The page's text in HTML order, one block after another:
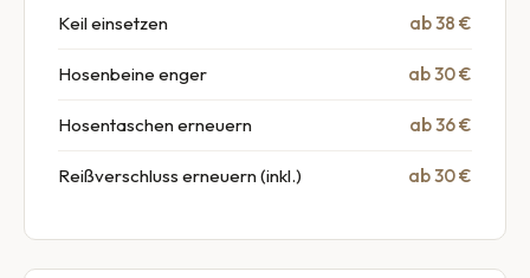
Keil einsetzen ab 38 €
Hosenbeine enger ab 30 €
Hosentaschen erneuern ab 36 €
Reißverschluss erneuern (inkl.) ab 30 €